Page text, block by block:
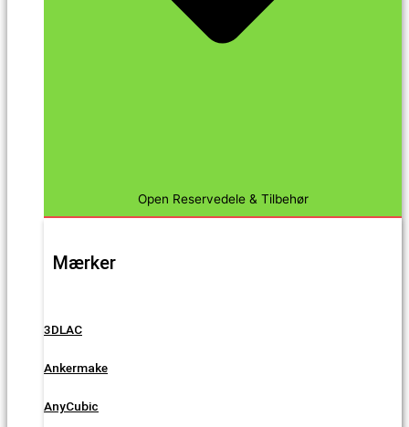
Open Reservedele & Tilbehør
Mærker
3DLAC
Ankermake
AnyCubic